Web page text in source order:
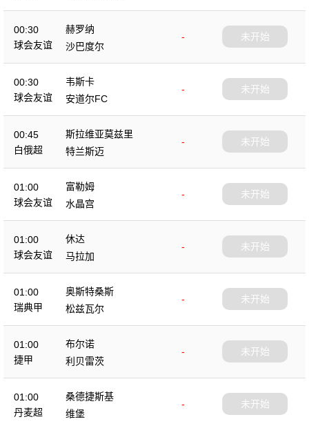
00:30
球会友谊
赫罗纳
-
沙巴度尔
未开始
00:30
球会友谊
韦斯卡
-
安道尔FC
未开始
00:45
白俄超
斯拉维亚莫兹里
-
特兰斯迈
未开始
01:00
球会友谊
富勒姆
-
水晶宫
未开始
01:00
球会友谊
休达
-
马拉加
未开始
01:00
瑞典甲
奥斯特桑斯
-
松兹瓦尔
未开始
01:00
捷甲
布尔诺
-
利贝雷茨
未开始
01:00
丹麦超
桑德捷斯基
-
维堡
未开始